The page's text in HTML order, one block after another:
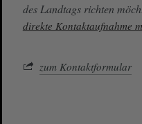
des Landtags richten
direkte Kontaktaufnahme
zum Kontaktformular